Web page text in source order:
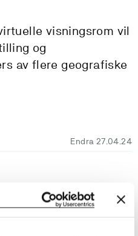
visningsrom vil
og
av flere geografiske
Endra 27.04.24
er et prosjekt med
Bakgrunnen for